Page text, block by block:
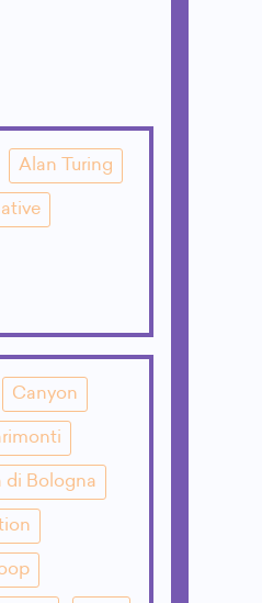
Alan Turing
Canyon
di Bologna